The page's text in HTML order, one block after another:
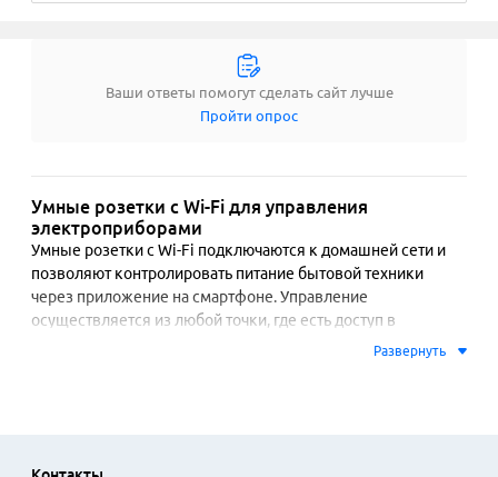
Ваши ответы помогут сделать сайт лучше
Пройти опрос
Умные розетки с Wi-Fi для управления
электроприборами
Умные розетки с Wi-Fi подключаются к домашней сети и
позволяют контролировать питание бытовой техники
через приложение на смартфоне. Управление
осуществляется из любой точки, где есть доступ в
интернет. Это дает возможность включать или выключать
Развернуть